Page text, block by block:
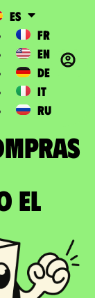
ES
FR
EN
DE
IT
RU
el